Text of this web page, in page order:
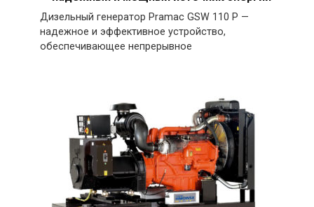
Дизельный генератор Pramac GSW 110 P —
надежное и эффективное устройство,
обеспечивающее непрерывное